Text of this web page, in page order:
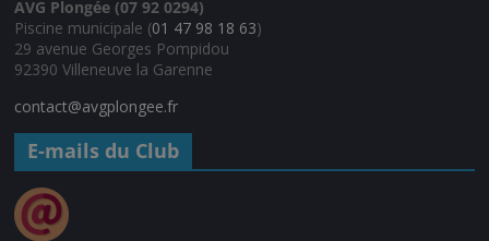
AVG Plongée (07 92 0294)
Piscine municipale (01 47 98 18 63)
29 avenue Georges Pompidou
92390 Villeneuve la Garenne
contact@avgplongee.fr
E-mails du Club